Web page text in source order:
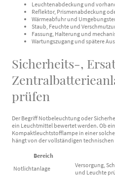
Leuchtenabdeckung und
Reflektor, Prismenabdeckung
Wärmeabfuhr und
Staub, Feuchte und
Fassung, Halterung und
Wartungszugang und spätere
Sicherheits-,
prüfen
Der Begriff Notbeleuchtung oder
ein Leuchtmittel bewertet werden. Ob ein
Kompaktleuchtstofflampe in einer
hängt von der vollständigen technischen
Bereich
Notlichtanlage
Versorgung,
und Leuchte